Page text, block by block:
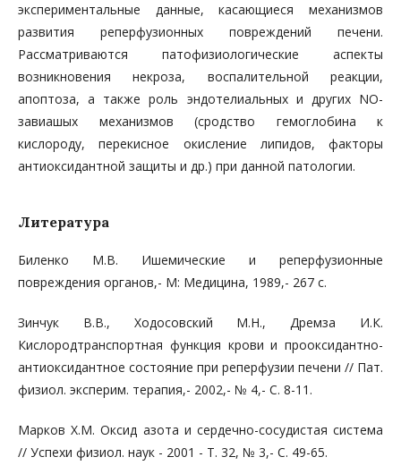
экспериментальные данные, касающиеся механизмов
развития реперфузионных повреждений печени.
Рассматриваются патофизиологические аспекты
возникновения некроза, воспалительной реакции,
апоптоза, а также роль эндотелиальных и других NO-
завиашых механизмов (сродство гемоглобина к
кислороду, перекисное окисление липидов, факторы
антиоксидантной защиты и др.) при данной патологии.
Литература
Биленко М.В. Ишемические и реперфузионные
повреждения органов,- М: Медицина, 1989,- 267 с.
Зинчук В.В., Ходосовский М.Н., Дремза И.К.
Кислородтранспортная функция крови и прооксидантно-
антиоксидантное состояние при реперфузии печени // Пат.
физиол. эксперим. терапия,- 2002,- № 4,- С. 8-11.
Марков Х.М. Оксид азота и сердечно-сосудистая система
// Успехи физиол. наук - 2001 - T. 32, № 3,- С. 49-65.